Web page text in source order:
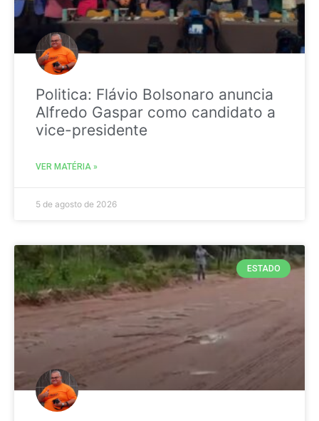
Politica: Flávio Bolsonaro anuncia
Alfredo Gaspar como candidato a
vice-presidente
VER MATÉRIA »
5 de agosto de 2026
ESTADO